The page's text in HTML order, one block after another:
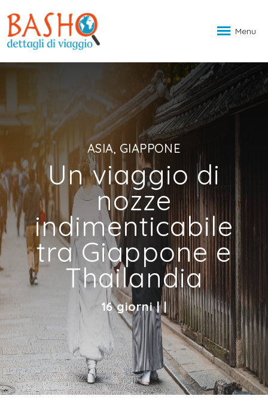
Menu
ASIA, GIAPPONE
Un viaggio di
nozze
indimenticabile
tra Giappone e
Thailandia
16 giorni | |